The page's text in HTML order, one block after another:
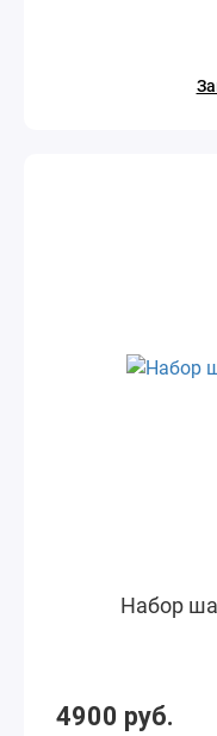
Набор
4900 руб.